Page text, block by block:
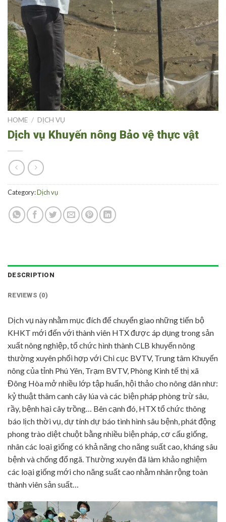
HOME / DỊCH VỤ
Dịch vụ Khuyến nông Bảo vệ thực vật
Category:Dịch vụ
DESCRIPTION
REVIEWS (0)
Dịch vụ này nhằm mục đích để chuyển giao những tiến bộ
KHKT mới đến với thành viên HTX được áp dụng trong sản
xuất nông nghiệp, tổ chức hình thành CLB khuyến nông
thường xuyên phối hợp với Chi cục BVTV, Trung tâm Khuyến
nông của tỉnh Phú Yên, Trạm BVTV, Phòng Kinh tế thị xã
Đông Hòa mở nhiều lớp tập huấn, hội thảo cho nông dân như:
kỷ thuật thâm canh cây lúa và các biện pháp phòng trừ sâu,
rầy, bệnh hại cây trồng… Bên cạnh đó, HTX tổ chức thông
báo lịch thời vụ, dự tính dự báo tình hình sâu bệnh, phát động
phong trào diệt chuột bằng nhiều biện pháp, cơ cấu giống,
nhân các loại giống có khả năng cho năng suất cao, kháng sâu
bệnh và chống đổ ngã. Thường xuyên đã làm khảo nghiệm
các loại giống mới cho năng suất cao nhằm nhân rộng toàn
thành viên sản suất…